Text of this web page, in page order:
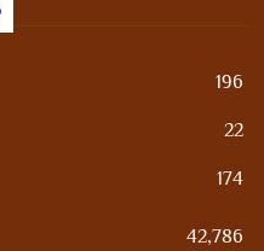
196
22
174
42,786